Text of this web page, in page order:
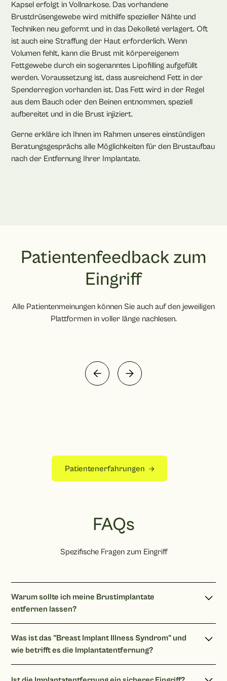
Kapsel erfolgt in Vollnarkose. Das vorhandene
Brustdrüsengewebe wird mithilfe spezieller Nähte und
Techniken neu geformt und in das Dekolleté verlagert. Oft
ist auch eine Straffung der Haut erforderlich. Wenn
Volumen fehlt, kann die Brust mit körpereigenem
Fettgewebe durch ein sogenanntes Lipofilling aufgefüllt
werden. Voraussetzung ist, dass ausreichend Fett in der
Spenderregion vorhanden ist. Das Fett wird in der Regel
aus dem Bauch oder den Beinen entnommen, speziell
aufbereitet und in die Brust injiziert.
Gerne erkläre ich Ihnen im Rahmen unseres einstündigen
Beratungsgesprächs alle Möglichkeiten für den Brustaufbau
nach der Entfernung Ihrer Implantate.
Patientenfeedback zum
Eingriff
Alle Patientenmeinungen können Sie auch auf den jeweiligen
Plattformen in voller länge nachlesen.
Patientenerfahrungen
FAQs
Spezifische Fragen zum Eingriff
Warum sollte ich meine Brustimplantate
entfernen lassen?
ästhetische Unzufriedenheit und gesundheitliche Bedenken.
Die genaue Ursache kann von Person zu Person
unterschiedlich sein.
Was ist das "Breast Implant Illness Syndrom" und
wie betrifft es die Implantatentfernung?